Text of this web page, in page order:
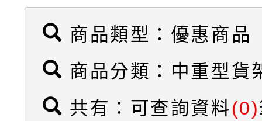
商品類型：優惠商品
商品分類：中重型貨
共有：可查詢資料(0)